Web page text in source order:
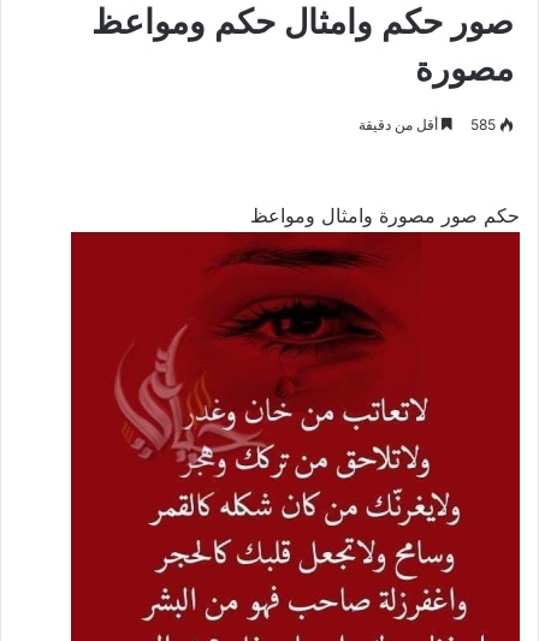
صور حكم وامثال حكم ومواعظ
مصورة
585 أقل من دقيقة
حكم صور مصورة وامثال ومواعظ